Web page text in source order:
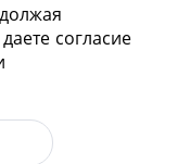
220114
согласие